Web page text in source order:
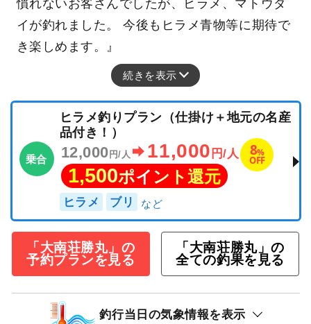
慣れないお客さんでしたが、ヒラメ、マトウダ
イが釣れました。 今後もヒラメ青物等に期待で
き楽しめます。』
続きを表示
乗合
ヒラメ釣りプラン（仕掛け＋地元の名産
品付き！）
12,000円/人 11,000 円/人 8%
OFF
1,500ポイント還元
ヒラメ ブリ
「大南荘勝丸」の
予約プランを見る
「大南荘勝丸」の
全ての釣果を見る
釣行当日の気象情報を表示